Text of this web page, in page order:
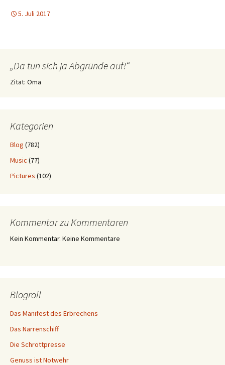
5. Juli 2017
„Da tun sich ja Abgründe auf!“
Zitat: Oma
Kategorien
Blog (782)
Music (77)
Pictures (102)
Kommentar zu Kommentaren
Kein Kommentar. Keine Kommentare
Blogroll
Das Manifest des Erbrechens
Das Narrenschiff
Die Schrottpresse
Genuss ist Notwehr